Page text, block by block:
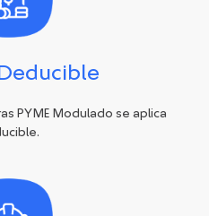
PYME Modulado se aplica